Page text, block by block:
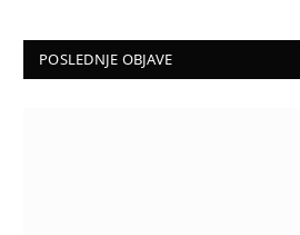
POSLEDNJE OBJAVE